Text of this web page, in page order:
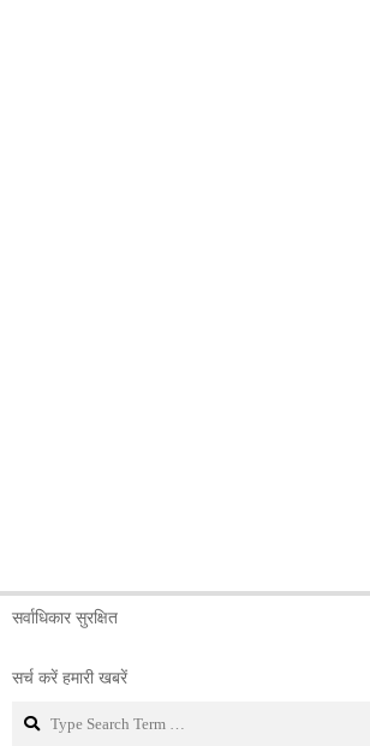
सर्वाधिकार सुरक्षित
सर्च करें हमारी खबरें